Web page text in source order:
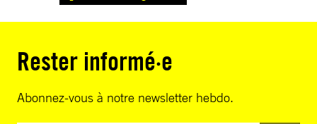
Rester informé·e
Abonnez-vous à notre newsletter hebdo.